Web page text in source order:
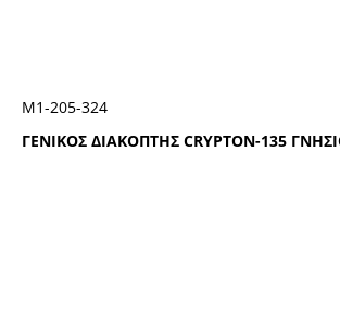
ΓΕΝΙΚΟΣ ΔΙΑΚΟΠΤΗΣ CRYPTON-135
Μ1-205-324